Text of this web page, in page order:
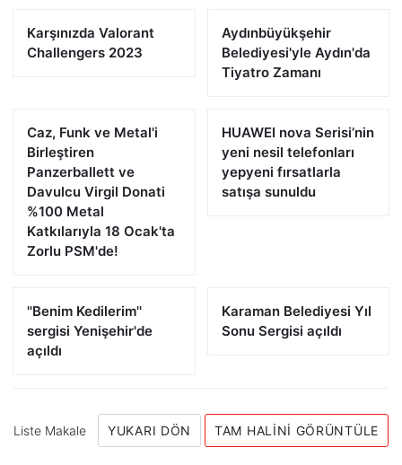
Karşınızda Valorant
Challengers 2023
Aydınbüyükşehir
Belediyesi'yle Aydın'da
Tiyatro Zamanı
Caz, Funk ve Metal'i
Birleştiren
Panzerballett ve
Davulcu Virgil Donati
%100 Metal
Katkılarıyla 18 Ocak'ta
Zorlu PSM'de!
HUAWEI nova Serisi’nin
yeni nesil telefonları
yepyeni fırsatlarla
satışa sunuldu
''Benim Kedilerim''
sergisi Yenişehir'de
açıldı
Karaman Belediyesi Yıl
Sonu Sergisi açıldı
Liste Makale YUKARI DÖN TAM HALINI GÖRÜNTÜLE